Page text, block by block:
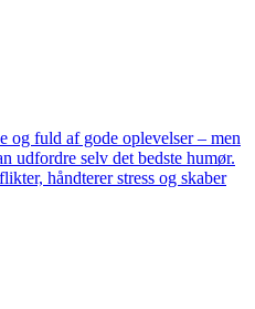
og fuld af gode oplevelser – men
udfordre selv det bedste humør.
håndterer stress og skaber